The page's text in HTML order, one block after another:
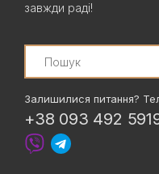
завжди раді!
Search
Залишилися питання?
+38 093 492